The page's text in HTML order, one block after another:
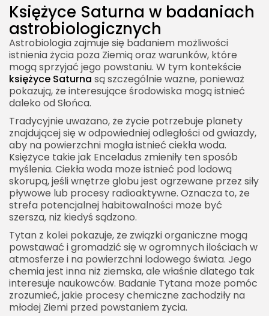
2026 Akademia Internetu Wszelkie prawa
zastrzeżone. Treści umieszczone na stronie
chronione są prawem autorskim.
Księżyce Saturna w badaniach
astrobiologicznych
Astrobiologia zajmuje się badaniem możliwości
istnienia życia poza Ziemią oraz warunków, które
mogą sprzyjać jego powstaniu. W tym kontekście
księżyce Saturna są szczególnie ważne, ponieważ
pokazują, że interesujące środowiska mogą istnieć
daleko od Słońca.
Tradycyjnie uważano, że życie potrzebuje planety
znajdującej się w odpowiedniej odległości od gwiazdy,
aby na powierzchni mogła istnieć ciekła woda.
Księżyce takie jak Enceladus zmieniły ten sposób
myślenia. Ciekła woda może istnieć pod lodową
skorupą, jeśli wnętrze globu jest ogrzewane przez siły
pływowe lub procesy radioaktywne. Oznacza to, że
strefa potencjalnej habitowalności może być
szersza, niż kiedyś sądzono.
Tytan z kolei pokazuje, że związki organiczne mogą
powstawać i gromadzić się w ogromnych ilościach w
atmosferze i na powierzchni lodowego świata. Jego
chemia jest inna niż ziemska, ale właśnie dlatego tak
interesuje naukowców. Badanie Tytana może pomóc
zrozumieć, jakie procesy chemiczne zachodziły na
młodej Ziemi przed powstaniem życia.